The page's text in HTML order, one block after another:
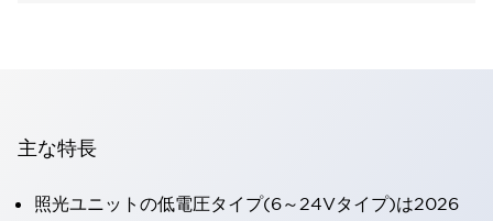
主な特長
照光ユニットの低電圧タイプ(6～24Vタイプ)は2026